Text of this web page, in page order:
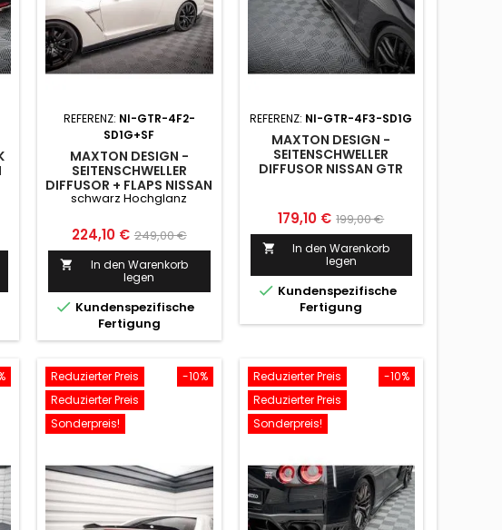
REFERENZ: NI-GTR-4F2-
SD1G+SF
MAXTON DESIGN -
SEITENSCHWELLER
DIFFUSOR + FLAPS NISSAN
GTR R35 FACELIFT
schwarz Hochglanz
Preis
224,10 € Normaler
Preis
249,00 €

In den Warenkorb
legen
 Kundenspezifische
Fertigung
REFERENZ: NI-GTR-4F3-SD1G
MAXTON DESIGN -
SEITENSCHWELLER
DIFFUSOR NISSAN GTR
Preis
179,10 € Normaler
Preis
199,00 €

In den Warenkorb
legen
 Kundenspezifische
Fertigung
-10%
Reduzierter Preis
Reduzierter Preis
Sonderpreis!
-10%
Reduzierter Preis
Reduzierter Preis
Sonderpreis!